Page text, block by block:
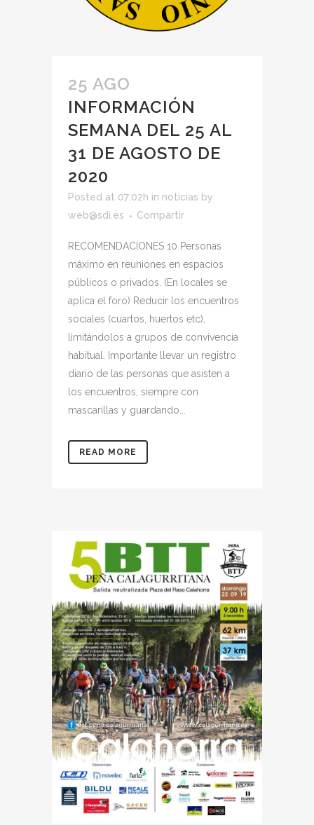
25 AGO
INFORMACIÓN
SEMANA DEL 25 AL
31 DE AGOSTO DE
2020
Posted at 07:02h in noticias by
web@sdi.es
Compartir
RECOMENDACIONES 10 Personas
máximo en reuniones en espacios
públicos o privados. (En locales se
aplica el foro) Reducir los encuentros
sociales (cuartos, huertos etc),
limitándolos a grupos de convivencia
habitual. Importante llevar un registro
diario de las personas que asisten a
los encuentros, siempre con
mascarillas y guardando...
READ MORE